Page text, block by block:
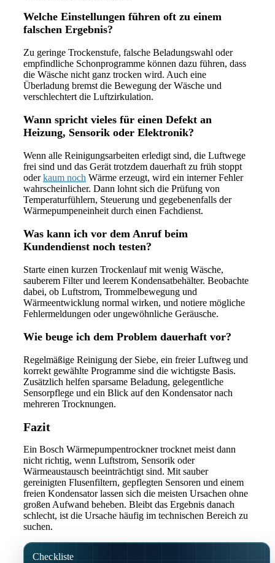
Welche Einstellungen führen oft zu einem
falschen Ergebnis?
Zu geringe Trockenstufe, falsche Beladungswahl oder
empfindliche Schonprogramme können dazu führen, dass
die Wäsche nicht ganz trocken wird. Auch eine
Überladung bremst die Bewegung der Wäsche und
verschlechtert die Luftzirkulation.
Wann spricht vieles für einen Defekt an
Heizung, Sensorik oder Elektronik?
Wenn alle Reinigungsarbeiten erledigt sind, die Luftwege
frei sind und das Gerät trotzdem dauerhaft zu früh stoppt
oderkaum noch Wärme erzeugt, wird ein interner Fehler
wahrscheinlicher. Dann lohnt sich die Prüfung von
Temperaturfühlern, Steuerung und gegebenenfalls der
Wärmepumpeneinheit durch einen Fachdienst.
Was kann ich vor dem Anruf beim
Kundendienst noch testen?
Starte einen kurzen Trockenlauf mit wenig Wäsche,
sauberem Filter und leerem Kondensatbehälter. Beobachte
dabei, ob Luftstrom, Trommelbewegung und
Wärmeentwicklung normal wirken, und notiere mögliche
Fehlermeldungen oder ungewöhnliche Geräusche.
Wie beuge ich dem Problem dauerhaft vor?
Regelmäßige Reinigung der Siebe, ein freier Luftweg und
korrekt gewählte Programme sind die wichtigste Basis.
Zusätzlich helfen sparsame Beladung, gelegentliche
Sensorpflege und ein Blick auf den Kondensator nach
mehreren Trocknungen.
Fazit
Ein Bosch Wärmepumpentrockner trocknet meist dann
nicht richtig, wenn Luftstrom, Sensorik oder
Wärmeaustausch beeinträchtigt sind. Mit sauber
gereinigten Flusenfiltern, gepflegten Sensoren und einem
freien Kondensator lassen sich die meisten Ursachen ohne
großen Aufwand beheben. Bleibt das Ergebnis danach
schlecht, ist die Ursache häufig im technischen Bereich zu
suchen.
Checkliste